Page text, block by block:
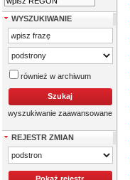
WYSZUKIWANIE
również w archiwum
wyszukiwanie zaawansowane
REJESTR ZMIAN